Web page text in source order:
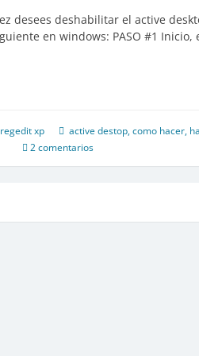
desees deshabilitar el active
en windows: PASO #1
regedit xp active destop,como hacer,
2 comentarios